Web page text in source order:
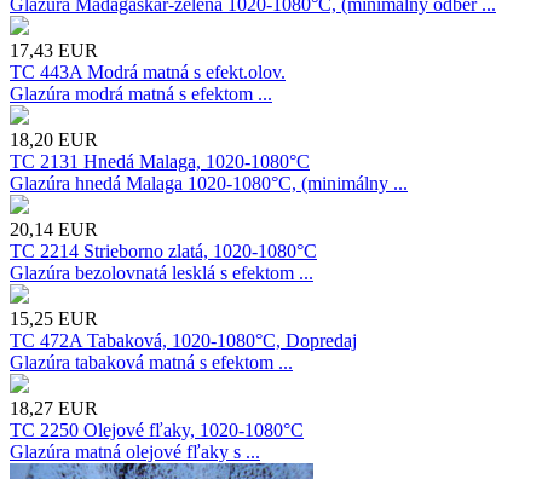
17,43 EUR
TC 443A Modrá matná s efekt.olov.
Glazúra modrá matná s efektom ...
18,20 EUR
TC 2131 Hnedá Malaga, 1020-1080°C
Glazúra hnedá Malaga 1020-1080°C, (minimálny ...
20,14 EUR
TC 2214 Strieborno zlatá, 1020-1080°C
Glazúra bezolovnatá lesklá s efektom ...
15,25 EUR
TC 472A Tabaková, 1020-1080°C, Dopredaj
Glazúra tabaková matná s efektom ...
18,27 EUR
TC 2250 Olejové fľaky, 1020-1080°C
Glazúra matná olejové fľaky s ...